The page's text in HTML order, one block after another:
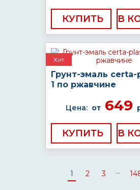
КУПИТЬ
Хит
Грунт-эмаль certa-
1 по ржавчине
Цена: от649
КУПИТЬ
1 2 3 ...